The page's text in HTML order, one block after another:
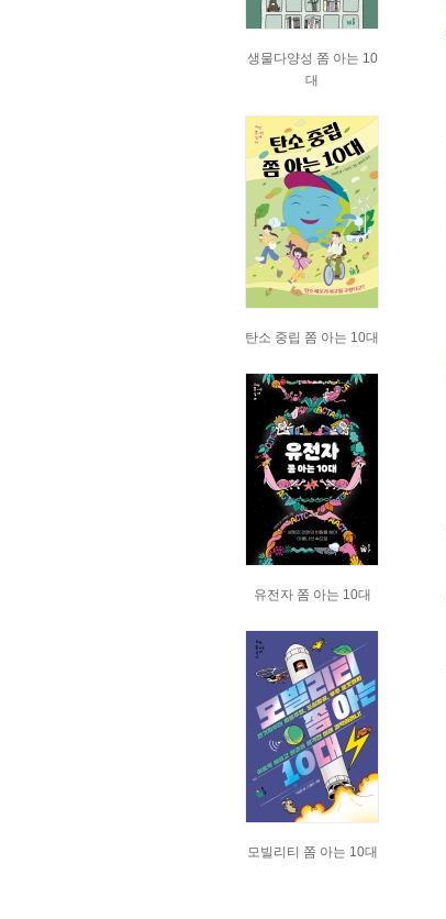
생물다양성 쫌 아는 10
대
탄소 중립 쫌 아는 10대
유전자 쫌 아는 10대
모빌리티 쫌 아는 10대